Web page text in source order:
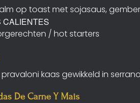
op toast met sojasaus,
CALIENTES
/ hot starters
pravaloni kaas gewikkeld in
De Carne Y Mais